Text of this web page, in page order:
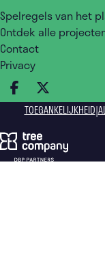
Spelregels van het
Ontdek alle
Contact
Privacy
DEEL OP FACEBOOK
DEEL OP X
TOEGANKELIJKHEID|